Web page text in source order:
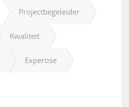
Projectbegeleider
Kwaliteit
Expertise